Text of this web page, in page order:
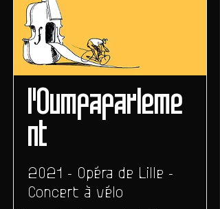
l'Oumpaparleme
nt
2021 - Opéra de Lille -
Concert à vélo